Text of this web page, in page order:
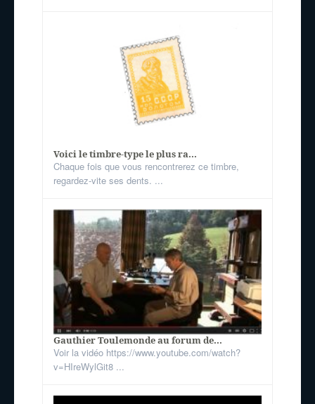
Voici le timbre-type le plus ra...
Chaque fois que vous rencontrerez ce timbre,
regardez-vite ses dents. ...
Gauthier Toulemonde au forum de...
Voir la vidéo https://www.youtube.com/watch?
v=HIreWylGit8 ...